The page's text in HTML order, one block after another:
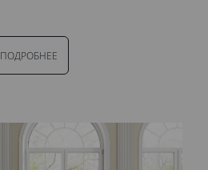
ПОДРОБНЕЕ